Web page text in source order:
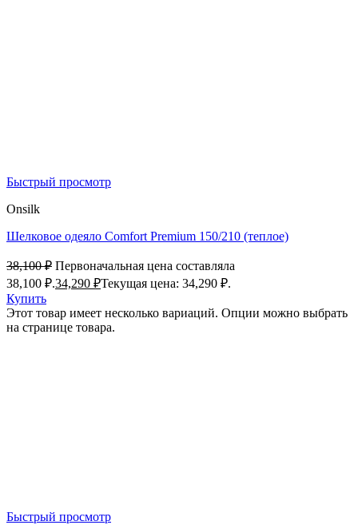
Быстрый просмотр
Onsilk
Шелковое одеяло Comfort Premium 150/210 (теплое)
38,100₽ Первоначальная цена составляла
38,100 ₽.34,290 ₽Текущая цена: 34,290 ₽.
Купить
Этот товар имеет несколько вариаций. Опции можно выбрать
на странице товара.
Быстрый просмотр